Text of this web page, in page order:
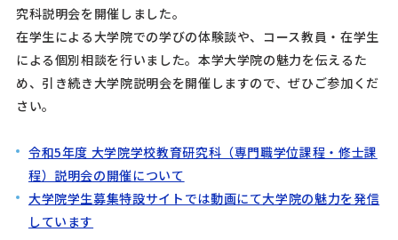
究科説明会を開催しました。
在学生による大学院での学びの体験談や、コース教員・在学生
による個別相談を行いました。本学大学院の魅力を伝えるた
め、引き続き大学院説明会を開催しますので、ぜひご参加くだ
さい。
令和5年度 大学院学校教育研究科（専門職学位課程・修士課
程）説明会の開催について
大学院学生募集特設サイトでは動画にて大学院の魅力を発信
しています